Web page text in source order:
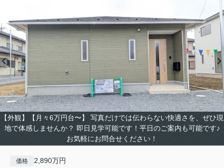
【外観】【月々6万円台〜】 写真だけでは伝わらない快適さを、ぜひ現
地で体感しませんか？ 即日見学可能です！平日のご案内も可能です♪
お気軽にお問合せください！
価格 2,890万円